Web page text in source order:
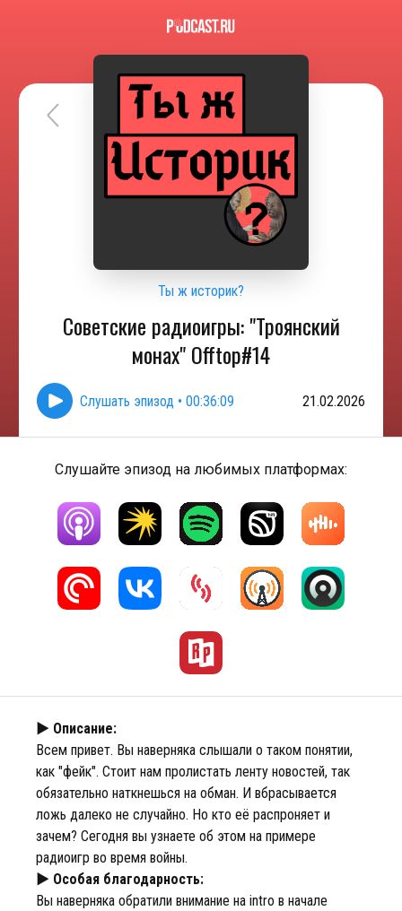
Ты ж историк?
Советские радиоигры: "Троянский
монах" Offtop#14
Слушать эпизод • 00:36:09 21.02.2026
Слушайте эпизод на любимых платформах:
► Описание:
Всем привет. Вы наверняка слышали о таком понятии,
как "фейк". Стоит нам пролистать ленту новостей, так
обязательно наткнешься на обман. И вбрасывается
ложь далеко не случайно. Но кто её распроняет и
зачем? Сегодня вы узнаете об этом на примере
радиоигр во время войны.
► Особая благодарность:
Вы наверняка обратили внимание на intro в начале